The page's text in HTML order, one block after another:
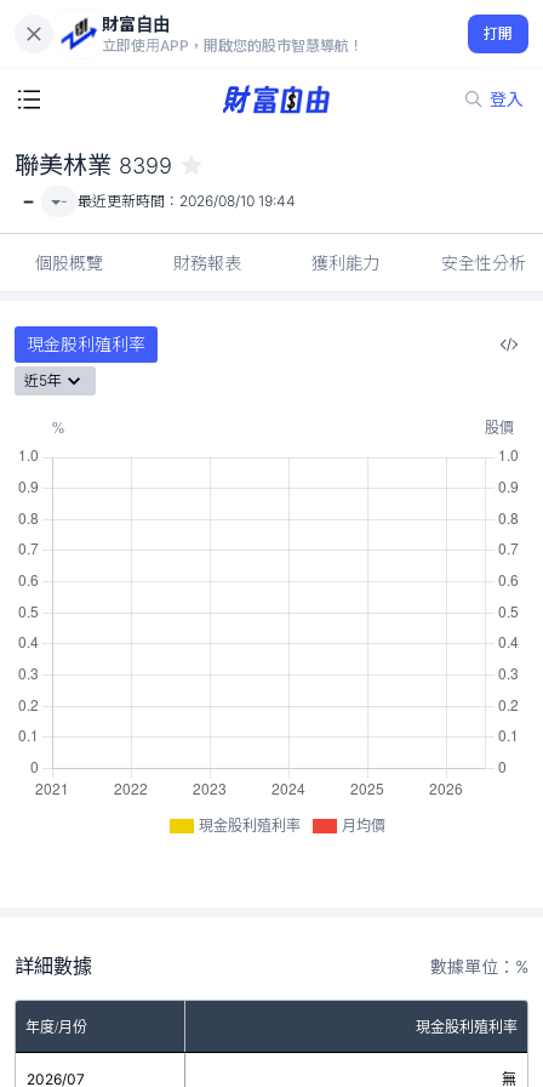
財富自由
立即使用APP，開啟您的股市智慧導航！
打開
登入
-
聯美林業 8399
- - 最近更新時間： 2026/08/10 19:44
個股概覽 財務報表 獲利能力 安全性分析
現金股利殖利率
近5年
現金股利殖利率 月均價
詳細數據 數據單位：%
年度/月份 現金股利殖利率
2026/07 無